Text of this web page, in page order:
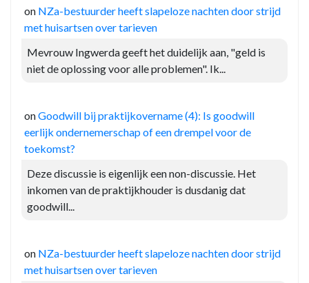
on NZa-bestuurder heeft slapeloze nachten door strijd
met huisartsen over tarieven
Mevrouw Ingwerda geeft het duidelijk aan, "geld is
niet de oplossing voor alle problemen". Ik...
onGoodwill bij praktijkovername (4): Is goodwill
eerlijk ondernemerschap of een drempel voor de
toekomst?
Deze discussie is eigenlijk een non-discussie. Het
inkomen van de praktijkhouder is dusdanig dat
goodwill...
on NZa-bestuurder heeft slapeloze nachten door strijd
met huisartsen over tarieven